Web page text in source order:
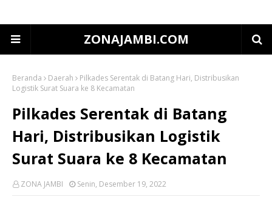
ZONAJAMBI.COM
Beranda Daerah
Pilkades Serentak di Batang Hari, Distribusikan
Logistik Surat Suara ke 8 Kecamatan
Pilkades Serentak di Batang
Hari, Distribusikan Logistik
Surat Suara ke 8 Kecamatan
ZONA JAMBI Senin, Desember 19, 2022